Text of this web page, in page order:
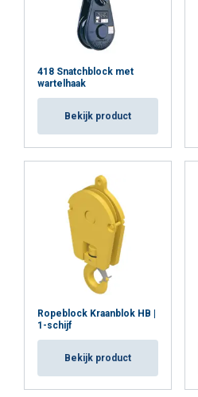
418 Snatchblock met
wartelhaak
Bekijk product
Ropeblock Kraanblok HB |
1-schijf
Bekijk product